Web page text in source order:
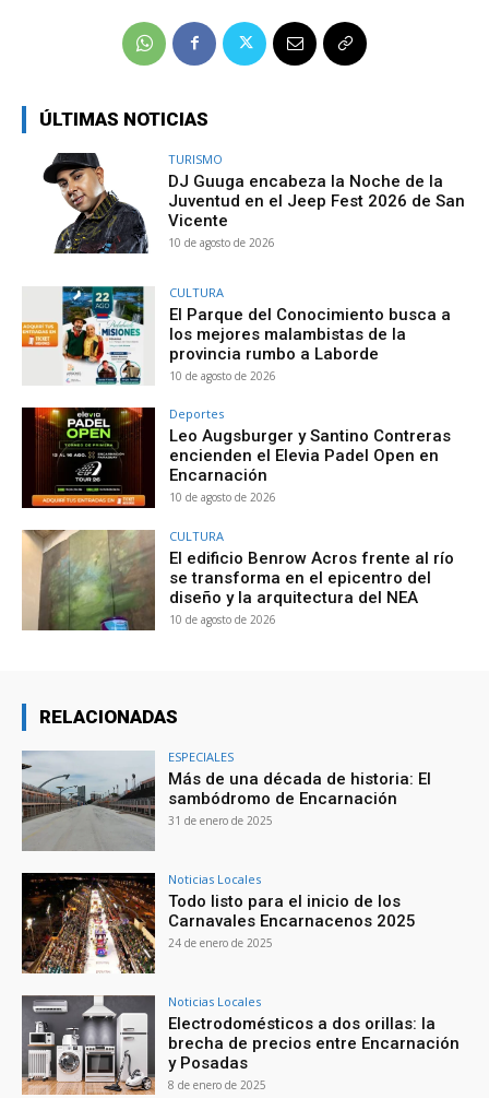
ÚLTIMAS NOTICIAS
TURISMO
DJ Guuga encabeza la Noche de la
Juventud en el Jeep Fest 2026 de San
Vicente
10 de agosto de 2026
CULTURA
El Parque del Conocimiento busca a
los mejores malambistas de la
provincia rumbo a Laborde
10 de agosto de 2026
Deportes
Leo Augsburger y Santino Contreras
encienden el Elevia Padel Open en
Encarnación
10 de agosto de 2026
CULTURA
El edificio Benrow Acros frente al río
se transforma en el epicentro del
diseño y la arquitectura del NEA
10 de agosto de 2026
RELACIONADAS
ESPECIALES
Más de una década de historia: El
sambódromo de Encarnación
31 de enero de 2025
Noticias Locales
Todo listo para el inicio de los
Carnavales Encarnacenos 2025
24 de enero de 2025
Noticias Locales
Electrodomésticos a dos orillas: la
brecha de precios entre Encarnación
y Posadas
8 de enero de 2025